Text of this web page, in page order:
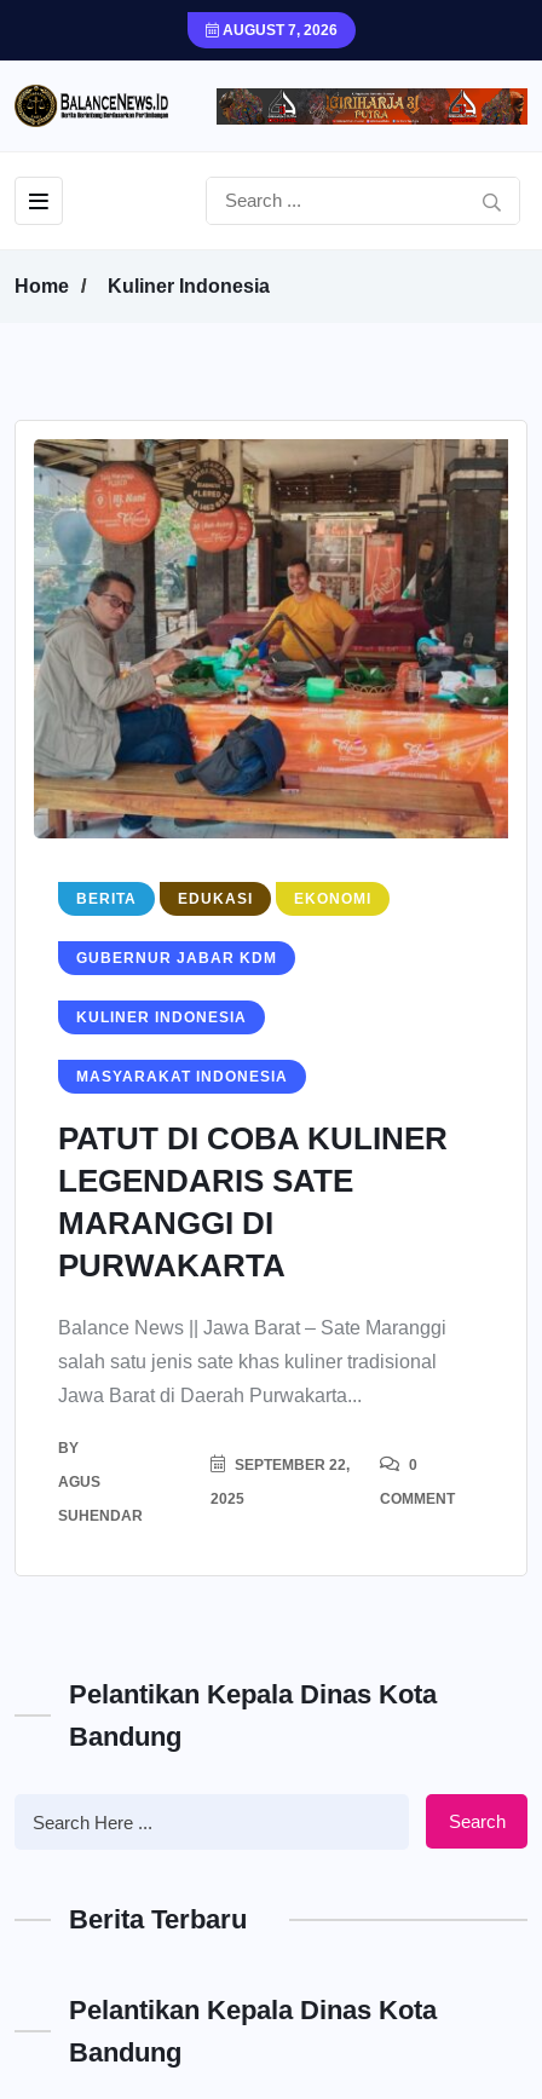
AUGUST 7, 2026
Home Kuliner Indonesia
BERITA EDUKASI EKONOMI
GUBERNUR JABAR KDM
KULINER INDONESIA
MASYARAKAT INDONESIA
PATUT DI COBA KULINER
LEGENDARIS SATE
MARANGGI DI
PURWAKARTA
Balance News || Jawa Barat – Sate Maranggi
salah satu jenis sate khas kuliner tradisional
Jawa Barat di Daerah Purwakarta...
BY
AGUS
SUHENDAR
SEPTEMBER 22,
2025
0
COMMENT
Pelantikan Kepala Dinas Kota
Bandung
Search
Berita Terbaru
Pelantikan Kepala Dinas Kota
Bandung